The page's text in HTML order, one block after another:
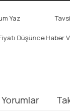
Yaz
Düşünce Haber
Yorumlar